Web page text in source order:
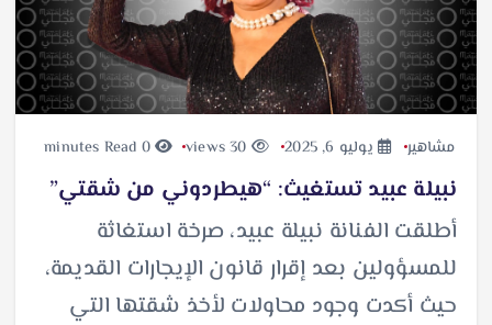
مشاهير يوليو 6, 2025 0 minutes Read
نبيلة عبيد تستغيث: “هيطردوني من شقتي”
أطلقت الفنانة نبيلة عبيد، صرخة استغاثة
للمسؤولين بعد إقرار قانون الإيجارات القديمة،
حيث أكدت وجود محاولات لأخذ شقتها التي